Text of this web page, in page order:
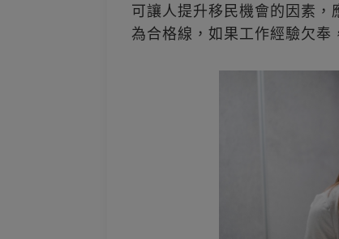
可讓人提升移民機會的因素
為合格線，如果工作經驗欠奉